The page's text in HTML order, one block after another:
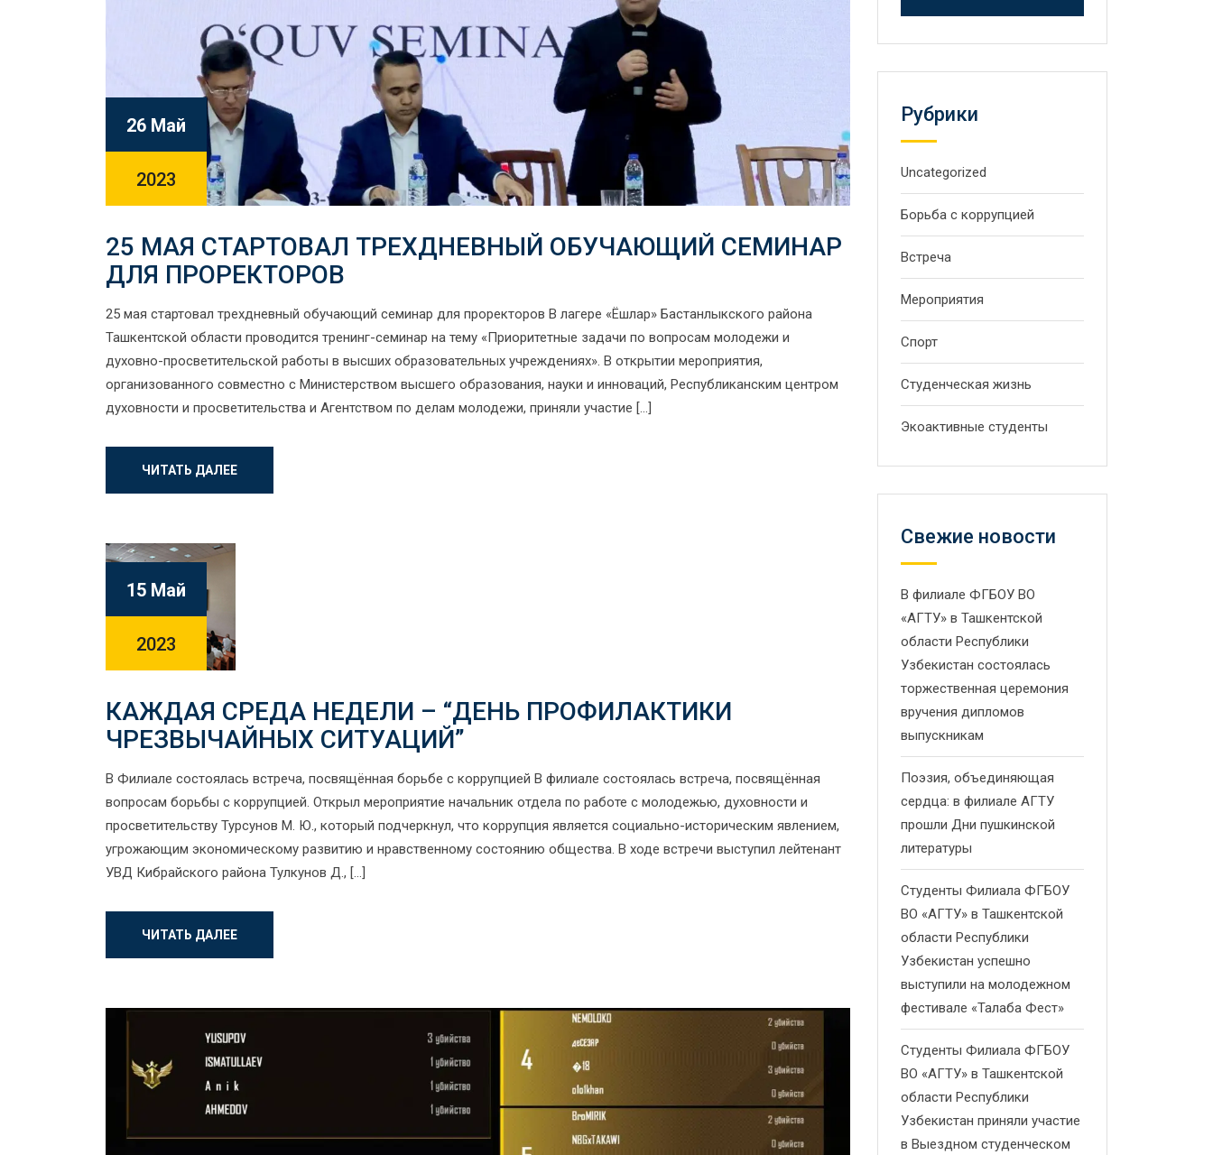
26 Май
2023
25 МАЯ СТАРТОВАЛ ТРЕХДНЕВНЫЙ ОБУЧАЮЩИЙ СЕМИНАР
ДЛЯ ПРОРЕКТОРОВ
25 мая стартовал трехдневный обучающий семинар для проректоров В лагере «Ёшлар» Бастанлыкского района
Ташкентской области проводится тренинг-семинар на тему «Приоритетные задачи по вопросам молодежи и
духовно-просветительской работы в высших образовательных учреждениях». В открытии мероприятия,
организованного совместно с Министерством высшего образования, науки и инноваций, Республиканским центром
духовности и просветительства и Агентством по делам молодежи, приняли участие […]
ЧИТАТЬ ДАЛЕЕ
15 Май
2023
КАЖДАЯ СРЕДА НЕДЕЛИ – “ДЕНЬ ПРОФИЛАКТИКИ
ЧРЕЗВЫЧАЙНЫХ СИТУАЦИЙ”
В Филиале состоялась встреча, посвящённая борьбе с коррупцией В филиале состоялась встреча, посвящённая
вопросам борьбы с коррупцией. Открыл мероприятие начальник отдела по работе с молодежью, духовности и
просветительству Турсунов М. Ю., который подчеркнул, что коррупция является социально-историческим явлением,
угрожающим экономическому развитию и нравственному состоянию общества. В ходе встречи выступил лейтенант
УВД Кибрайского района Тулкунов Д., […]
ЧИТАТЬ ДАЛЕЕ
Рубрики
Uncategorized
Борьба с коррупцией
Встреча
Мероприятия
Спорт
Студенческая жизнь
Экоактивные студенты
Свежие новости
В филиале ФГБОУ ВО
«АГТУ» в Ташкентской
области Республики
Узбекистан состоялась
торжественная церемония
вручения дипломов
выпускникам
Поэзия, объединяющая
сердца: в филиале АГТУ
прошли Дни пушкинской
литературы
Студенты Филиала ФГБОУ
ВО «АГТУ» в Ташкентской
области Республики
Узбекистан успешно
выступили на молодежном
фестивале «Талаба Фест»
Студенты Филиала ФГБОУ
ВО «АГТУ» в Ташкентской
области Республики
Узбекистан приняли участие
в Выездном студенческом